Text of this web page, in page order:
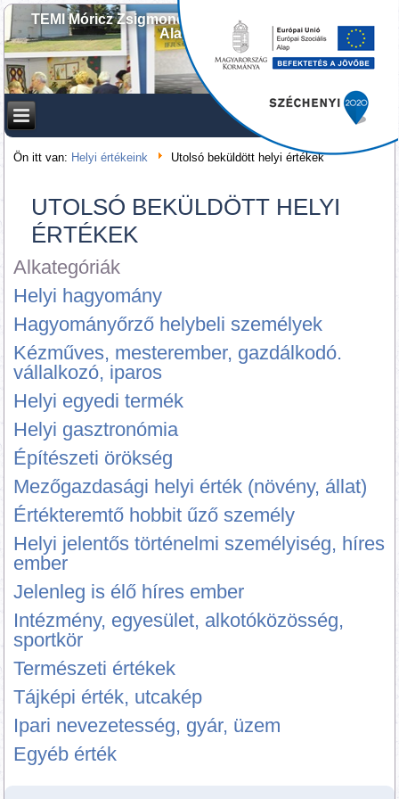
TEMI Móricz Zsigmond Művelődési és Ifjúsági Ház
Alapítványa
Ön itt van: Helyi értékeink Utolsó beküldött helyi értékek
UTOLSÓ BEKÜLDÖTT HELYI
ÉRTÉKEK
Alkategóriák
Helyi hagyomány
Hagyományőrző helybeli személyek
Kézműves, mesterember, gazdálkodó.
vállalkozó, iparos
Helyi egyedi termék
Helyi gasztronómia
Építészeti örökség
Mezőgazdasági helyi érték (növény, állat)
Értékteremtő hobbit űző személy
Helyi jelentős történelmi személyiség, híres
ember
Jelenleg is élő híres ember
Intézmény, egyesület, alkotóközösség,
sportkör
Természeti értékek
Tájképi érték, utcakép
Ipari nevezetesség, gyár, üzem
Egyéb érték